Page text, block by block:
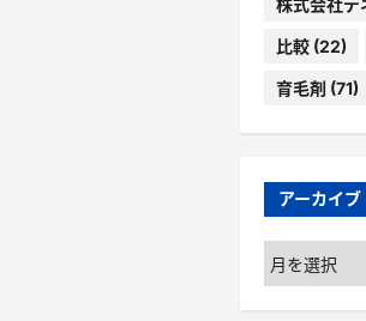
比較(22)
育毛剤 (71)
アーカイブ
ア
ー
カ